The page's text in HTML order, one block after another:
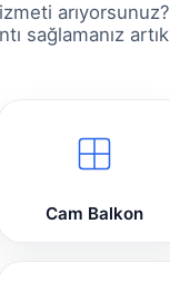
arıyorsunuz?
sağlamanız artık
Cam Balkon